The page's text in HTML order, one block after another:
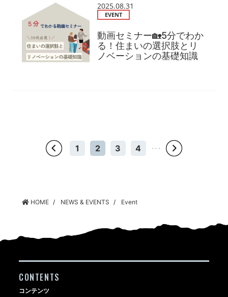
2025.08.31
EVENT
動画セミナー🏡5分でわか
る！住まいの選択肢とリ
ノベーションの基礎知識
1 2 3 4 ・・・
HOME NEWS & EVENTS Event
CONTENTS
コンテンツ